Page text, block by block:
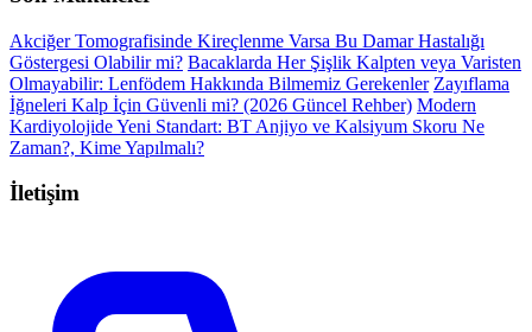
Akciğer Tomografisinde Kireçlenme Varsa Bu Damar Hastalığı
Göstergesi Olabilir mi? Bacaklarda Her Şişlik Kalpten veya Varisten
Olmayabilir: Lenfödem Hakkında Bilmemiz Gerekenler Zayıflama
İğneleri Kalp İçin Güvenli mi? (2026 Güncel Rehber) Modern
Kardiyolojide Yeni Standart: BT Anjiyo ve Kalsiyum Skoru Ne
Zaman?, Kime Yapılmalı?
İletişim